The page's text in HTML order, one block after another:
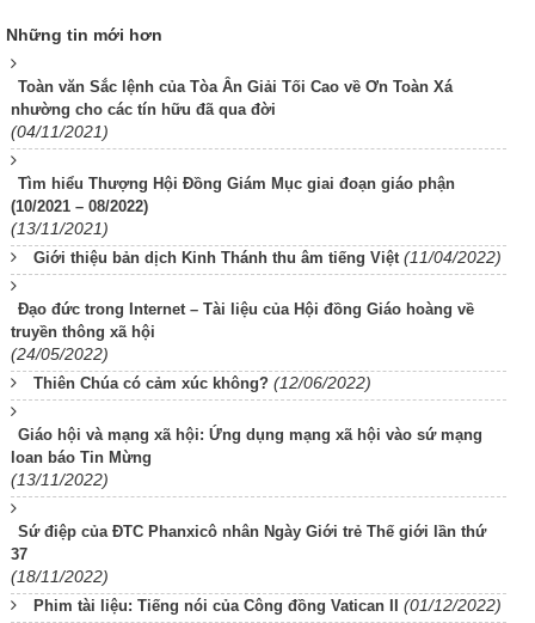
Những tin mới hơn
Toàn văn Sắc lệnh của Tòa Ân Giải Tối Cao về Ơn Toàn Xá
nhường cho các tín hữu đã qua đời
(04/11/2021)
Tìm hiểu Thượng Hội Đồng Giám Mục giai đoạn giáo phận
(10/2021 – 08/2022)
(13/11/2021)
Giới thiệu bản dịch Kinh Thánh thu âm tiếng Việt (11/04/2022)
Đạo đức trong Internet – Tài liệu của Hội đồng Giáo hoàng về
truyền thông xã hội
(24/05/2022)
Thiên Chúa có cảm xúc không? (12/06/2022)
Giáo hội và mạng xã hội: Ứng dụng mạng xã hội vào sứ mạng
loan báo Tin Mừng
(13/11/2022)
Sứ điệp của ĐTC Phanxicô nhân Ngày Giới trẻ Thế giới lần thứ
37
(18/11/2022)
Phim tài liệu: Tiếng nói của Công đồng Vatican II (01/12/2022)